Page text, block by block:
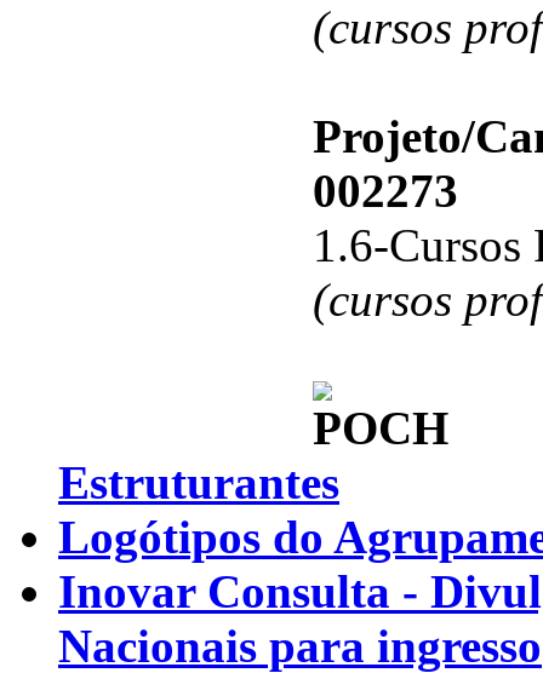
(cursos
Projeto/
002273
1.6-Cursos
(cursos
Estruturantes
Logótipos do
Inovar Consulta -
Nacionais para ingresso